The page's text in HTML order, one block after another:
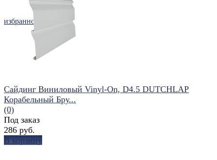
избранное
Сайдинг Виниловый Vinyl-On, D4.5 DUTCHLAP
Корабельный Бру...
(0)
Под заказ
286 руб.
В корзину